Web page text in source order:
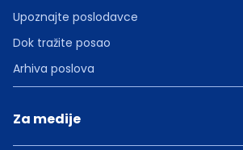
Upoznajte poslodavce
Dok tražite posao
Arhiva poslova
Za medije